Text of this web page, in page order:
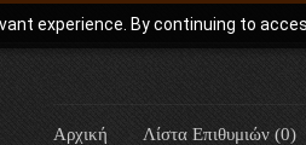
experience. By continuing to
Αρχική Λίστα Επιθυμιών (0)